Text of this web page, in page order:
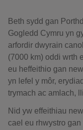
Beth sydd gan
Gogledd Cymru yn
arfordir dwyrain
(7000 km) oddi wrth
eu heffeithio gan
yn lefel y môr,
trymach ac amlach,
Nid yw effeithiau
cael eu rhwystro